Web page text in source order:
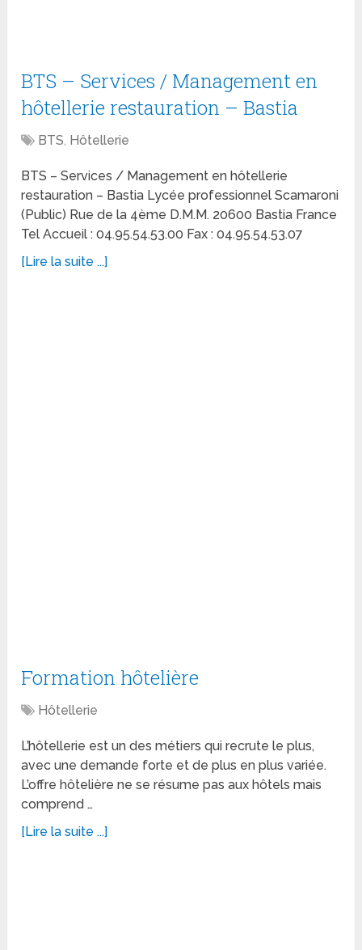
BTS – Services / Management en
hôtellerie restauration – Bastia
BTS, Hôtellerie
BTS – Services / Management en hôtellerie
restauration – Bastia Lycée professionnel Scamaroni
(Public) Rue de la 4ème D.M.M. 20600 Bastia France
Tel Accueil : 04.95.54.53.00 Fax : 04.95.54.53.07
[Lire la suite ...]
Formation hôtelière
Hôtellerie
L’hôtellerie est un des métiers qui recrute le plus,
avec une demande forte et de plus en plus variée.
L’offre hôtelière ne se résume pas aux hôtels mais
comprend …
[Lire la suite ...]